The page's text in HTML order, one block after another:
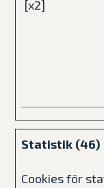
[x2]
Statistik (46)
Cookies för